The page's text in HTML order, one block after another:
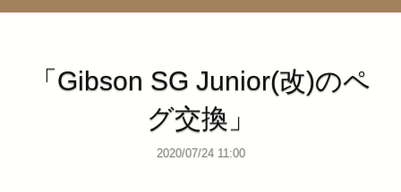
「Gibson SG Junior(改)のペ
グ交換」
2020/07/24 11:00